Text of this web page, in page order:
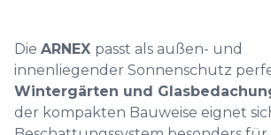
Die ARNEX passt als außen- und
innenliegender Sonnenschutz
Wintergärten und
der kompakten Bauweise eignet